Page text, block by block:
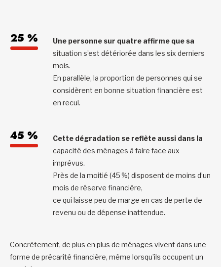
25 %
Une personne sur quatre affirme que sa
situation s’est détériorée dans les six derniers
mois.
En parallèle, la proportion de personnes qui se
considèrent en bonne situation financière est
en recul.
45 %
Cette dégradation se reflète aussi dans la
capacité des ménages à faire face aux
imprévus.
Près de la moitié (45 %) disposent de moins d’un
mois de réserve financière,
ce qui laisse peu de marge en cas de perte de
revenu ou de dépense inattendue.
Concrètement, de plus en plus de ménages vivent dans une
forme de précarité financière, même lorsqu’ils occupent un